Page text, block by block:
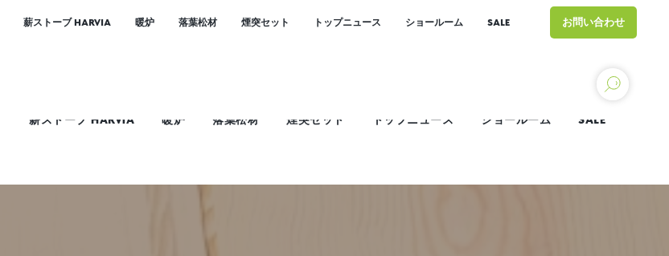
薪ストーブ HARVIA 暖炉 落葉松材 煙突セット トップニュース ショールーム SALE
薪ストーブ HARVIA 暖炉 落葉松材 煙突セット トップニュース ショールーム SALE お問い合わせ